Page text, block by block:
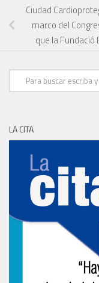
Ciudad
marco del
que la
LA CITA